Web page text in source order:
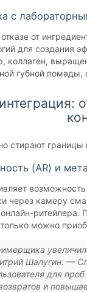
с
от
для создания
коллаген,
губной помады,
стирают
(AR) и
через камеру
можно
Шалугин. —
для
и